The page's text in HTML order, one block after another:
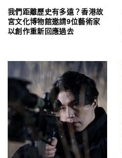
我們距離歷史有多遠？香港故
宮文化博物館邀請9位藝術家
以創作重新回應過去